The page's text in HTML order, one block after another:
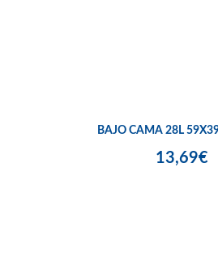
BAJO CAMA 28L
13,69€